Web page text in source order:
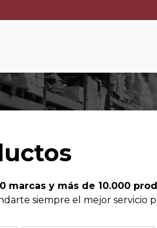
marcas y más de 10.000
siempre el mejor servicio